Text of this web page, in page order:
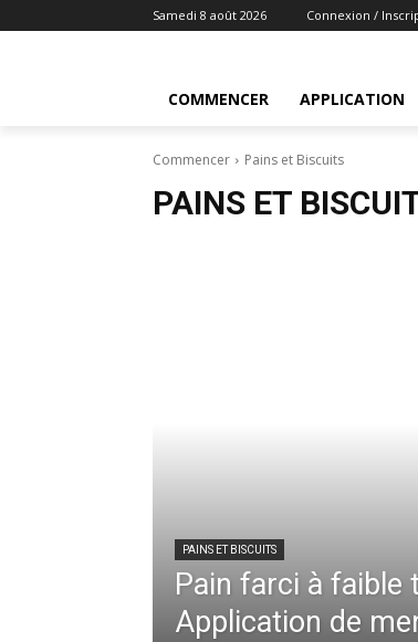
Samedi 8 août 2026 Connexion /
COMMENCER APPLICATION
Commencer Pains et Biscuits
PAINS ET
PAINS ET BISCUITS
Pain farci à faible
Application de